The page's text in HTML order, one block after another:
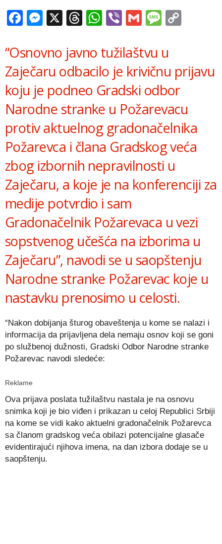
Facebook
Messenger
X Threads
WhatsApp
ViberGmail
“Osnovno javno tužilaštvu u
Zaječaru odbacilo je krivičnu prijavu
koju je podneo Gradski odbor
Narodne stranke u Požarevacu
protiv aktuelnog gradonačelnika
Požarevca i člana Gradskog veća
zbog izbornih nepravilnosti u
Zaječaru, a koje je na konferenciji za
medije potvrdio i sam
Gradonačelnik Požarevaca u vezi
sopstvenog učešća na izborima u
Zaječaru”, navodi se u saopštenju
Narodne stranke Požarevac koje u
nastavku prenosimo u celosti.
“Nakon dobijanja šturog obaveštenja u kome se nalazi i
informacija da prijavljena dela nemaju osnov koji se goni
po službenoj dužnosti, Gradski Odbor Narodne stranke
Požarevac navodi sledeće:
Reklame
Ova prijava poslata tužilaštvu nastala je na osnovu
snimka koji je bio viđen i prikazan u celoj Republici Srbiji
na kome se vidi kako aktuelni gradonačelnik Požarevca
sa članom gradskog veća obilazi potencijalne glasače
evidentirajući njihova imena, na dan izbora dodaje se u
saopštenju.